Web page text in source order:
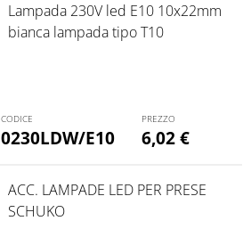
0230LDW/E10
Lampada 230V led E10 10x22mm
bianca lampada tipo T10
6,02€
ACC. LAMPADE LED PER PRESE
SCHUKO